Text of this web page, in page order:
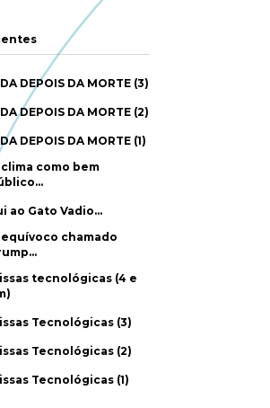
DEPOIS DA MORTE (3)
DEPOIS DA MORTE (2)
DEPOIS DA MORTE (1)
clima como bem
ao Gato Vadio…
equívoco chamado
tecnológicas (4 e
Tecnológicas (3)
Tecnológicas (2)
Tecnológicas (1)